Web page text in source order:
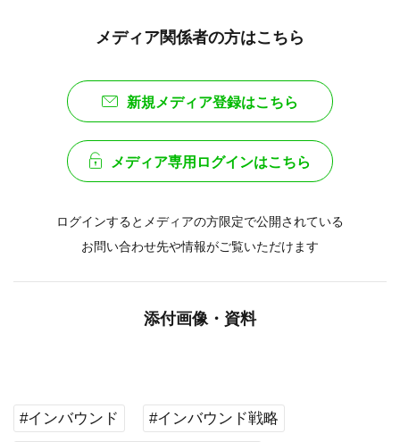
メディア関係者の方はこちら
新規メディア登録はこちら
メディア専用ログインはこちら
ログインするとメディアの方限定で公開されている
お問い合わせ先や情報がご覧いただけます
添付画像・資料
#インバウンド #インバウンド戦略